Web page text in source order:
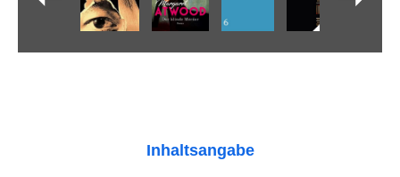
Inhaltsangabe